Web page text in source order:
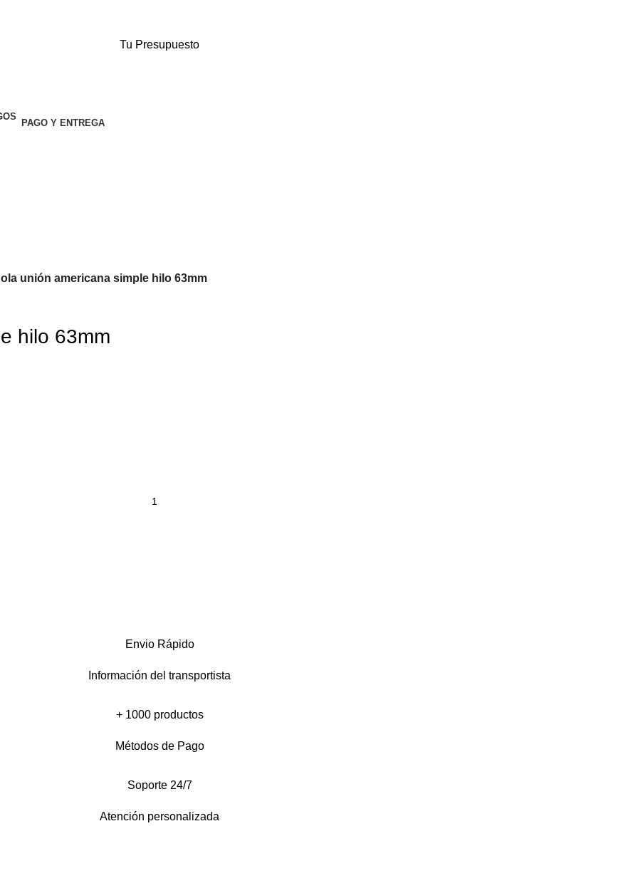
Tu Presupuesto
PAGO Y ENTREGA
unión americana simple hilo 63mm
hilo 63mm
Envio Rápido
Información del transportista
+ 1000 productos
Métodos de Pago
Soporte 24/7
Atención personalizada